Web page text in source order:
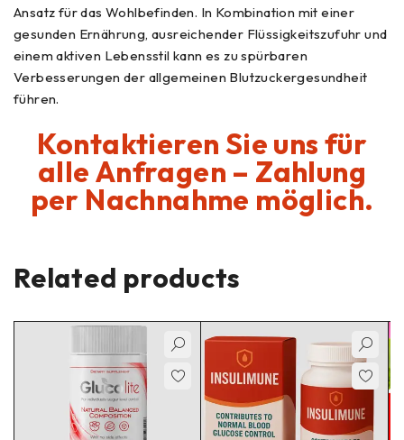
Ansatz für das Wohlbefinden. In Kombination mit einer
gesunden Ernährung, ausreichender Flüssigkeitszufuhr und
einem aktiven Lebensstil kann es zu spürbaren
Verbesserungen der allgemeinen Blutzuckergesundheit
führen.
Kontaktieren Sie uns für
alle Anfragen – Zahlung
per Nachnahme möglich.
Related products